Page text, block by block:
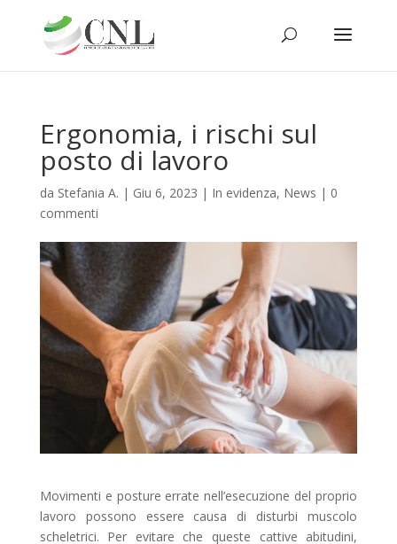
Ergonomia, i rischi sul
posto di lavoro
da Stefania A. | Giu 6, 2023 | In evidenza, News | 0
commenti
Movimenti e posture errate nell’esecuzione del proprio
lavoro possono essere causa di disturbi muscolo
scheletrici. Per evitare che queste cattive abitudini,